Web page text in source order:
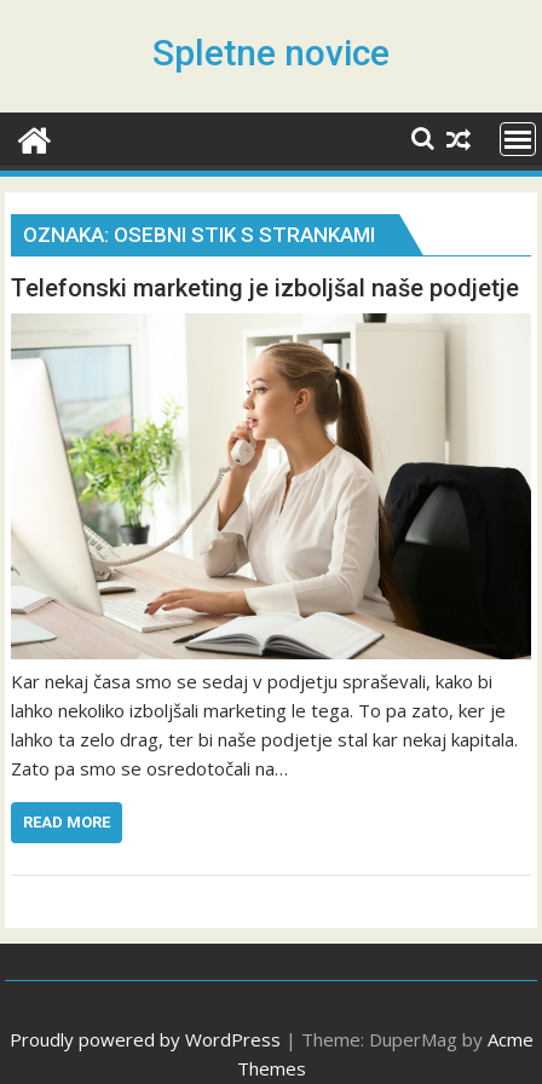
Spletne novice
OZNAKA: OSEBNI STIK S STRANKAMI
Telefonski marketing je izboljšal naše podjetje
Kar nekaj časa smo se sedaj v podjetju spraševali, kako bi
lahko nekoliko izboljšali marketing le tega. To pa zato, ker je
lahko ta zelo drag, ter bi naše podjetje stal kar nekaj kapitala.
Zato pa smo se osredotočali na…
READ MORE
Proudly powered by WordPress | Theme: DuperMag by Acme
Themes